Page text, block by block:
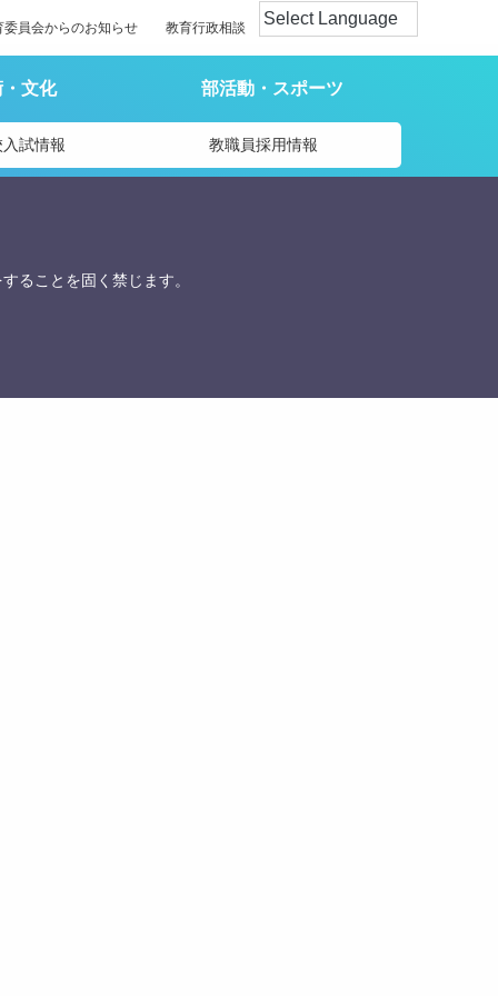
委員会からのお知らせ 教育行政相談
文化 部活動・スポーツ
試情報 教職員採用情報
ることを固く禁じます。